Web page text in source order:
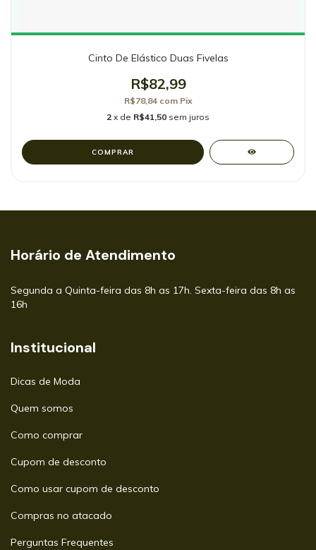
Cinto De Elástico Duas Fivelas
R$82,99
R$78,84 com Pix
2 x de R$41,50 sem juros
COMPRAR
Horário de Atendimento
Segunda a Quinta-feira das 8h as 17h. Sexta-feira das 8h as
16h
Institucional
Dicas de Moda
Quem somos
Como comprar
Cupom de desconto
Como usar cupom de desconto
Compras no atacado
Perguntas Frequentes